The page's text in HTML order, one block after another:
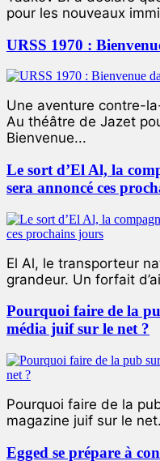
pour les nouveaux
URSS 1970 :
Une aventure contre-
Au théâtre de Jazet
Bienvenue...
Le sort d’El Al, la
sera annoncé ces
El Al, le transporteur
grandeur. Un forfait
Pourquoi faire de la
média juif sur le net ?
Pourquoi faire de la
magazine juif sur le
Egged se prépare à